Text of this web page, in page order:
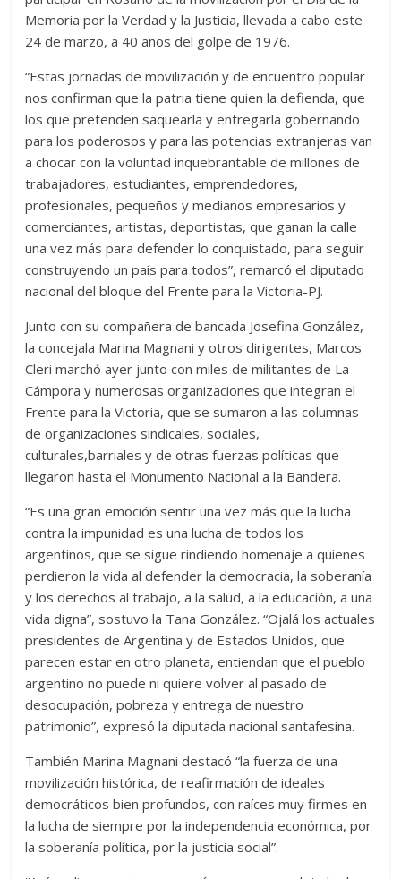
Memoria por la Verdad y la Justicia, llevada a cabo este
24 de marzo, a 40 años del golpe de 1976.
“Estas jornadas de movilización y de encuentro popular
nos confirman que la patria tiene quien la defienda, que
los que pretenden saquearla y entregarla gobernando
para los poderosos y para las potencias extranjeras van
a chocar con la voluntad inquebrantable de millones de
trabajadores, estudiantes, emprendedores,
profesionales, pequeños y medianos empresarios y
comerciantes, artistas, deportistas, que ganan la calle
una vez más para defender lo conquistado, para seguir
construyendo un país para todos”, remarcó el diputado
nacional del bloque del Frente para la Victoria-PJ.
Junto con su compañera de bancada Josefina González,
la concejala Marina Magnani y otros dirigentes, Marcos
Cleri marchó ayer junto con miles de militantes de La
Cámpora y numerosas organizaciones que integran el
Frente para la Victoria, que se sumaron a las columnas
de organizaciones sindicales, sociales,
culturales,barriales y de otras fuerzas políticas que
llegaron hasta el Monumento Nacional a la Bandera.
“Es una gran emoción sentir una vez más que la lucha
contra la impunidad es una lucha de todos los
argentinos, que se sigue rindiendo homenaje a quienes
perdieron la vida al defender la democracia, la soberanía
y los derechos al trabajo, a la salud, a la educación, a una
vida digna”, sostuvo la Tana González. “Ojalá los actuales
presidentes de Argentina y de Estados Unidos, que
parecen estar en otro planeta, entiendan que el pueblo
argentino no puede ni quiere volver al pasado de
desocupación, pobreza y entrega de nuestro
patrimonio”, expresó la diputada nacional santafesina.
También Marina Magnani destacó “la fuerza de una
movilización histórica, de reafirmación de ideales
democráticos bien profundos, con raíces muy firmes en
la lucha de siempre por la independencia económica, por
la soberanía política, por la justicia social”.